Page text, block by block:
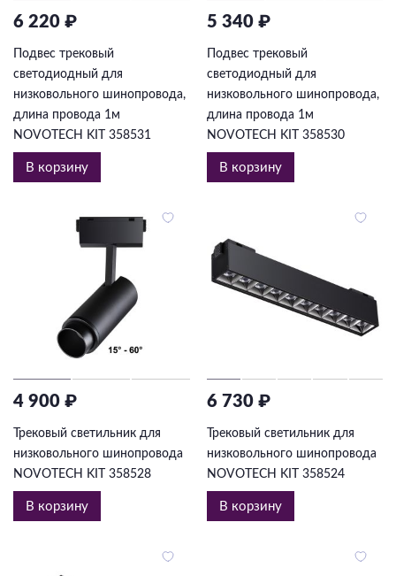
6 220 ₽
Подвес трековый
светодиодный для
низковольного шинопровода,
длина провода 1м
NOVOTECH KIT 358531
В корзину
5 340 ₽
Подвес трековый
светодиодный для
низковольного шинопровода,
длина провода 1м
NOVOTECH KIT 358530
В корзину
4 900 ₽
Трековый светильник для
низковольного шинопровода
NOVOTECH KIT 358528
В корзину
6 730 ₽
Трековый светильник для
низковольного шинопровода
NOVOTECH KIT 358524
В корзину